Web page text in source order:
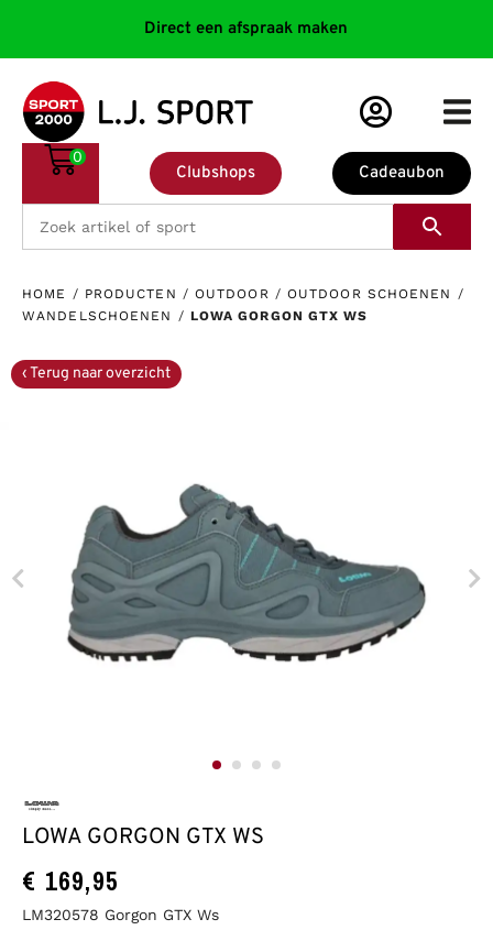
Direct een afspraak maken
Cadeaubon
Clubshops
0
HOME / PRODUCTEN / OUTDOOR / OUTDOOR SCHOENEN /
WANDELSCHOENEN / LOWA GORGON GTX WS
LOWA GORGON GTX WS
€ 169,95
LM320578 Gorgon GTX Ws